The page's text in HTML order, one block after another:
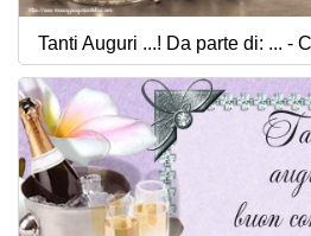
Tanti Auguri ...! Da parte di: ... -